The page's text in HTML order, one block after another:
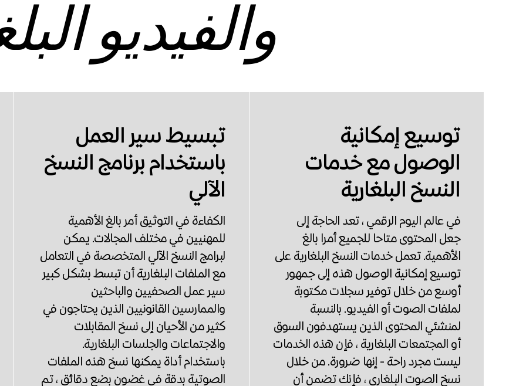
والفيديو
توسيع إمكانية
الوصول مع خدمات
النسخ البلغارية
في عالم اليوم الرقمي ، تعد الحاجة إلى
جعل المحتوى متاحا للجميع أمرا بالغ
الأهمية. تعمل خدمات النسخ البلغارية على
توسيع إمكانية الوصول هذه إلى جمهور
أوسع من خلال توفير سجلات مكتوبة
لملفات الصوت أو الفيديو. بالنسبة
لمنشئي المحتوى الذين يستهدفون السوق
أو المجتمعات البلغارية ، فإن هذه الخدمات
ليست مجرد راحة - إنها ضرورة. من خلال
نسخ الصوت البلغاري ، فإنك تضمن أن
تبسيط سير العمل
باستخدام برنامج النسخ
الآلي
الكفاءة في التوثيق أمر بالغ الأهمية
للمهنيين في مختلف المجالات. يمكن
لبرامج النسخ الآلي المتخصصة في التعامل
مع الملفات البلغارية أن تبسط بشكل كبير
سير عمل الصحفيين والباحثين
والممارسين القانونيين الذين يحتاجون في
كثير من الأحيان إلى نسخ المقابلات
والاجتماعات والجلسات البلغارية.
باستخدام أداة يمكنها نسخ هذه الملفات
الصوتية بدقة في غضون بضع دقائق ، تم